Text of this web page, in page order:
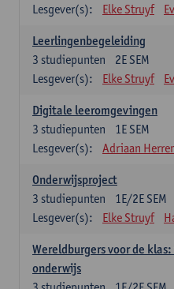
Lesgever(s):
Elke Struyf
Leerlingenbegeleiding
2E SEM
3 studiepunten
Lesgever(s):
Elke Struyf
Digitale leeromgevingen
1E SEM
3 studiepunten
Lesgever(s):
Adriaan
Onderwijsproject
1E/2E SEM
3 studiepunten
Lesgever(s):
Elke Struyf
Wereldburgers voor de
onderwijs